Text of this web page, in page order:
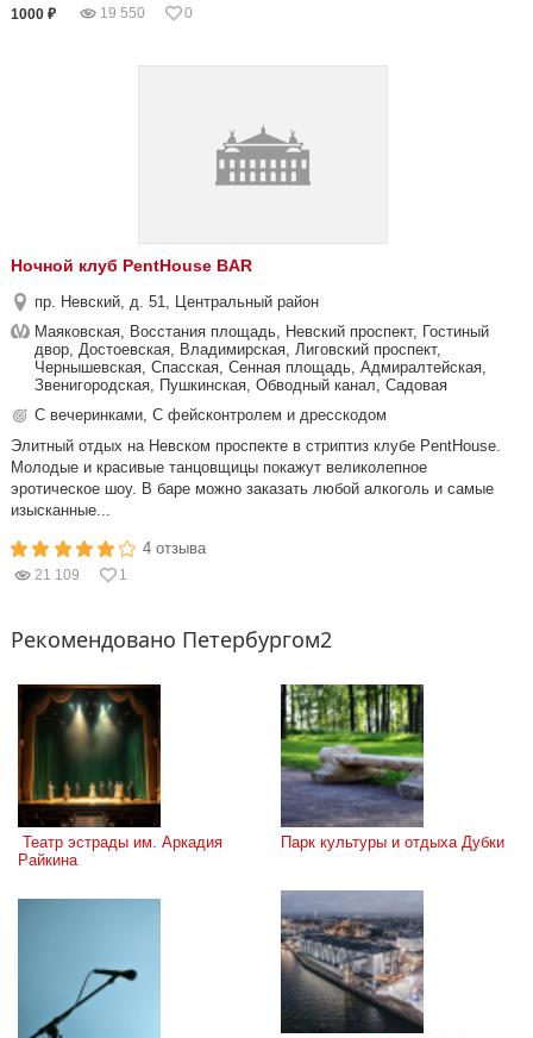
1000 ₽ 19 550 0
Ночной клуб PentHouse BAR
пр. Невский, д. 51, Центральный район
Маяковская, Восстания площадь, Невский проспект, Гостиный
двор, Достоевская, Владимирская, Лиговский проспект,
Чернышевская, Спасская, Сенная площадь, Адмиралтейская,
Звенигородская, Пушкинская, Обводный канал, Садовая
С вечеринками, С фейсконтролем и дресскодом
Элитный отдых на Невском проспекте в стриптиз клубе PentHouse.
Молодые и красивые танцовщицы покажут великолепное
эротическое шоу. В баре можно заказать любой алкоголь и самые
изысканные...
4 отзыва
21 109 1
Рекомендовано Петербургом2
Райкина
Парк культуры и отдыха Дубки